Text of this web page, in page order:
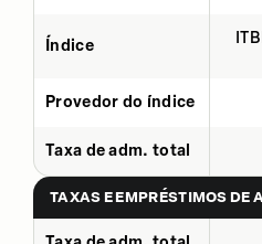
Índice
Provedor do índice
Taxa de adm. total
TAXAS E EMPRÉSTIMOS DE